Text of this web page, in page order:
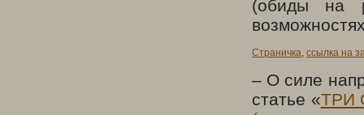
(обиды на
Страничка, ссылка на
– О силе
статье «ТРИ